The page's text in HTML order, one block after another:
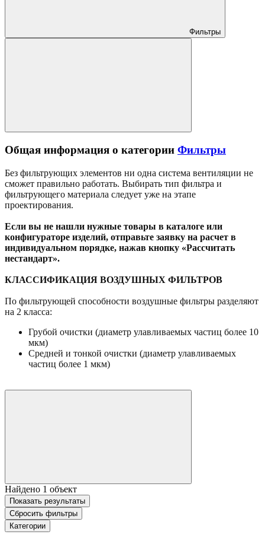
Фильтры
Общая информация о категории Фильтры
Без фильтрующих элементов ни одна система вентиляции не
сможет правильно работать. Выбирать тип фильтра и
фильтрующего материала следует уже на этапе
проектирования.
Если вы не нашли нужные товары в каталоге или
конфигураторе изделий, отправьте заявку на расчет в
индивидуальном порядке, нажав кнопку «Рассчитать
нестандарт».
КЛАССИФИКАЦИЯ ВОЗДУШНЫХ ФИЛЬТРОВ
По фильтрующей способности воздушные фильтры разделяют
на 2 класса:
Грубой очистки (диаметр улавливаемых частиц более 10
мкм)
Средней и тонкой очистки (диаметр улавливаемых
частиц более 1 мкм)
Найдено 1 объект
Показать результаты
Сбросить фильтры
Категории